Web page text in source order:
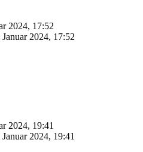
2024, 17:52
Januar 2024, 17:52
2024, 19:41
Januar 2024, 19:41